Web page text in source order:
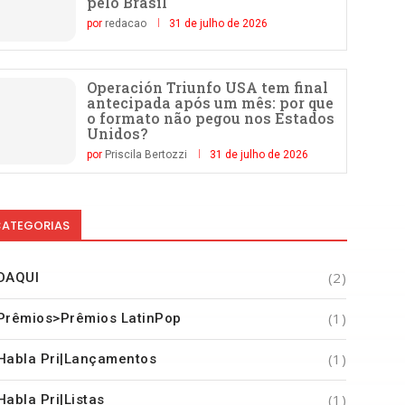
por redacao 31 de julho de 2026
Operación Triunfo USA tem final
antecipada após um mês: por que
o formato não pegou nos Estados
Unidos?
por Priscila Bertozzi 31 de julho de 2026
(2)
LatinPop (1)
Pri|Lançamentos (1)
Pri|Listas (1)